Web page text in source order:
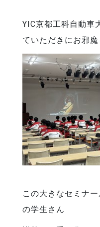
YIC京都工科自動車
ていただきにお邪
この大きなセミナ
の学生さん